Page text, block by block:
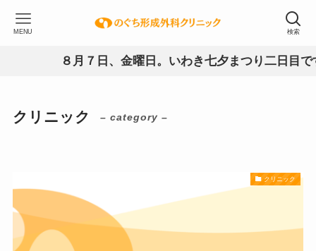
検索
MENU
８月７日、金曜日。いわき七夕まつり二日目で
クリニック – category –
クリニック